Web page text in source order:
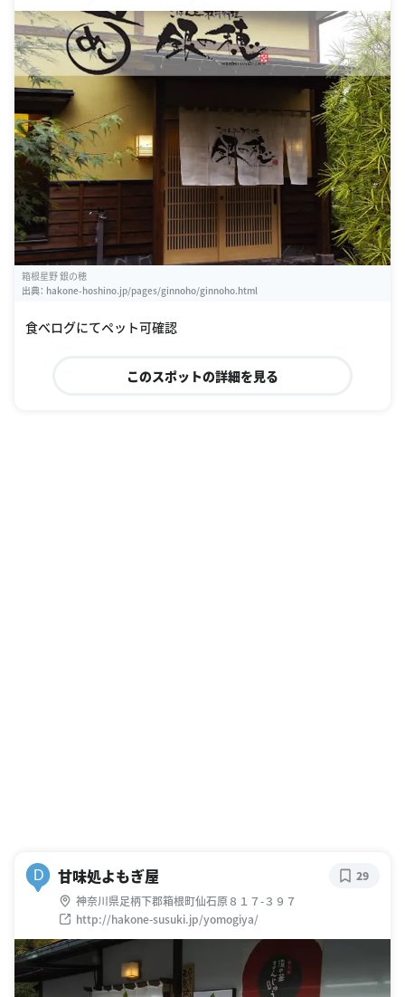
箱根星野 銀の穂
出典： hakone-hoshino.jp/pages/ginnoho/ginnoho.html
食べログにてペット可確認
このスポットの詳細を見る
D 甘味処よもぎ屋
神奈川県足柄下郡箱根町仙石原８１７-３９７
http://hakone-susuki.jp/yomogiya/
29